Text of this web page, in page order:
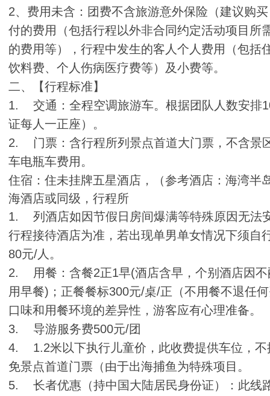
2、费用未含：团费不含旅游意外保险（建议购
付的费用（包括行程以外非合同约定活动项目所
的费用等），行程中发生的客人个人费用（包括
饮料费、个人伤病医疗费等）及小费等。
二、【行程标准】
1. 交通：全程空调旅游车。根据团队人数安排
证每人一正座）。
2. 门票：含行程所列景点首道大门票，不含景
车电瓶车费用。
住宿：住未挂牌五星酒店，（参考酒店：海湾半
海酒店或同级，行程所
1. 列酒店如因节假日房间爆满等特殊原因无法
行程接待酒店为准，若出现单男单女情况下须自
80元/人。
2. 用餐：含餐2正1早(酒店含早，个别酒店因不
用早餐)；正餐餐标300元/桌/正（不用餐不退任
口味和用餐环境的差异性，游客应有心理准备。
3. 导游服务费500元/团
4. 1.2米以下执行儿童价，此收费提供车位，不
免景点首道门票（由于出海捕鱼为特殊项目。
5. 长者优惠（持中国大陆居民身份证）：此线